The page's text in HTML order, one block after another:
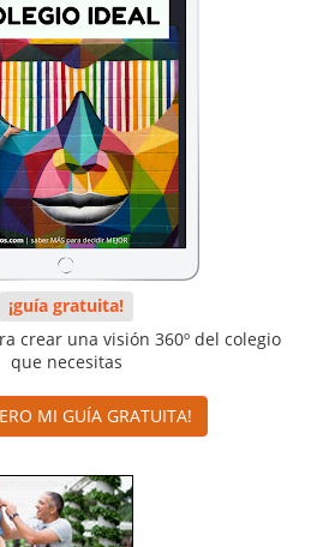
¡guía gratuita!
crear una visión 360º del colegio
que necesitas
MI GUÍA GRATUITA!